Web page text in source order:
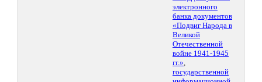
электронного
банка документов
«Подвиг Народа в
Великой
Отечественной
войне 1941-1945
гг.»,
государственной